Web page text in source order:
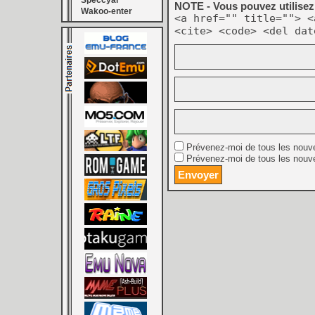
Wakoo-enter
NOTE - Vous pouvez
<a href="" title="">
<cite> <code> <del
Prévenez-moi de tous les
Prévenez-moi de tous les